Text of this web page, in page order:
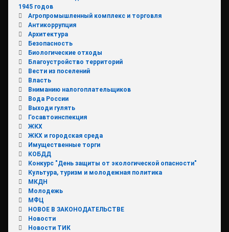
1945 годов
Агропромышленный комплекс и торговля
Антикоррупция
Архитектура
Безопасность
Биологические отходы
Благоустройство территорий
Вести из поселений
Власть
Вниманию налогоплательщиков
Вода России
Выходи гулять
Госавтоинспекция
ЖКХ
ЖКХ и городская среда
Имущественные торги
КОБДД
Конкурс "День защиты от экологической опасности"
Культура, туризм и молодежная политика
МКДН
Молодежь
МФЦ
НОВОЕ В ЗАКОНОДАТЕЛЬСТВЕ
Новости
Новости ТИК